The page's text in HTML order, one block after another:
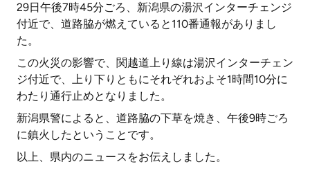
29日午後7時45分ごろ、新潟県の湯沢インターチェンジ
付近で、道路脇が燃えていると110番通報がありまし
た。
この火災の影響で、関越道上り線は湯沢インターチェン
ジ付近で、上り下りともにそれぞれおよそ1時間10分に
わたり通行止めとなりました。
新潟県警によると、道路脇の下草を焼き、午後9時ごろ
に鎮火したということです。
以上、県内のニュースをお伝えしました。